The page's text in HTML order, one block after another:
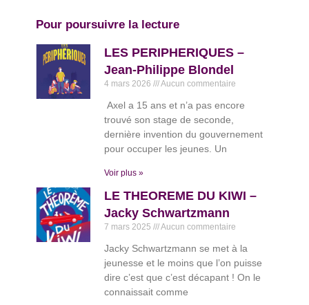
Pour poursuivre la lecture
LES PERIPHERIQUES –
Jean-Philippe Blondel
4 mars 2026 Aucun commentaire
Axel a 15 ans et n’a pas encore
trouvé son stage de seconde,
dernière invention du gouvernement
pour occuper les jeunes. Un
Voir plus »
LE THEOREME DU KIWI –
Jacky Schwartzmann
7 mars 2025 Aucun commentaire
Jacky Schwartzmann se met à la
jeunesse et le moins que l’on puisse
dire c’est que c’est décapant ! On le
connaissait comme